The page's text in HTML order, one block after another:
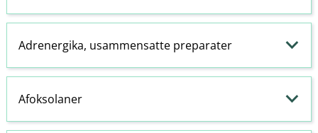
Adrenergika, usammensatte preparater
Afoksolaner